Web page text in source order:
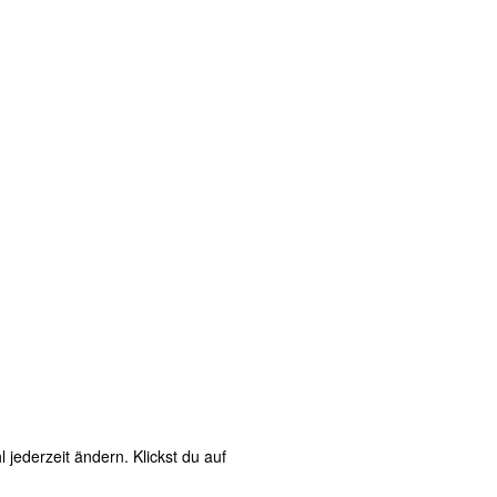
jederzeit ändern. Klickst du auf